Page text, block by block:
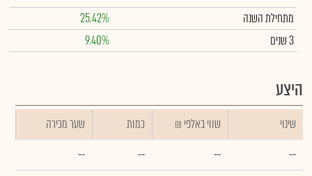
מתחילת השנה
25.42%
3 שנים
9.40%
היצע
שינוי ₪ שווי באלפי כמות
שער מכירה
--
--
--
--